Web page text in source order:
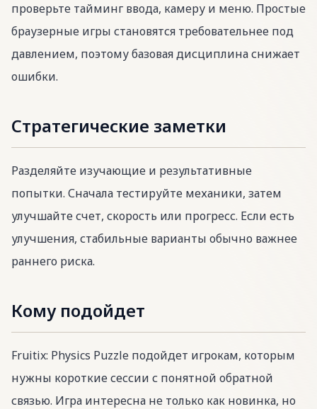
проверьте тайминг ввода, камеру и меню. Простые
браузерные игры становятся требовательнее под
давлением, поэтому базовая дисциплина снижает
ошибки.
Стратегические заметки
Разделяйте изучающие и результативные
попытки. Сначала тестируйте механики, затем
улучшайте счет, скорость или прогресс. Если есть
улучшения, стабильные варианты обычно важнее
раннего риска.
Кому подойдет
Fruitix: Physics Puzzle подойдет игрокам, которым
нужны короткие сессии с понятной обратной
связью. Игра интересна не только как новинка, но